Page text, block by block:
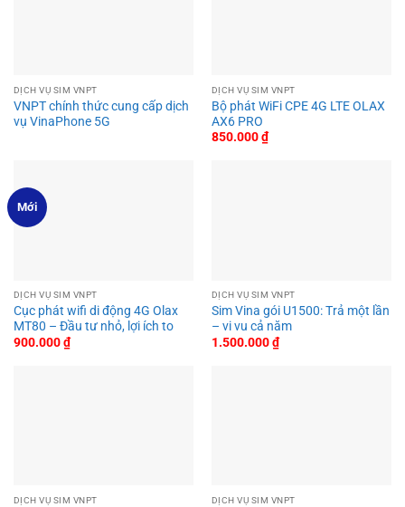
DỊCH VỤ SIM VNPT
VNPT chính thức cung cấp dịch
vụ VinaPhone 5G
DỊCH VỤ SIM VNPT
Bộ phát WiFi CPE 4G LTE OLAX
AX6 PRO
850.000₫
Mới
DỊCH VỤ SIM VNPT
Cục phát wifi di động 4G Olax
MT80 – Đầu tư nhỏ, lợi ích to
900.000₫
DỊCH VỤ SIM VNPT
Sim Vina gói U1500: Trả một lần
– vi vu cả năm
1.500.000₫
DỊCH VỤ SIM VNPT DỊCH VỤ SIM VNPT